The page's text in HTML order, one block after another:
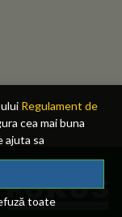
Regulament de
cea mai buna
ajuta sa
dvs., cititorul, o
Ele sunt
de incredere.
uri.
toate